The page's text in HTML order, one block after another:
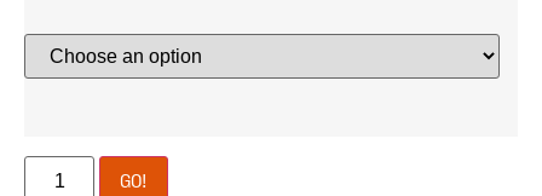
GO!